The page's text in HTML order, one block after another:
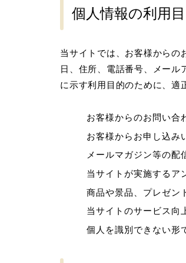
個人情報の利用
当サイトでは、お客様からの
日、住所、電話番号、メール
に示す利用目的のために、適
お客様からのお問い合
お客様からお申し込み
メールマガジン等の配
当サイトが実施するア
商品や景品、プレゼン
当サイトのサービス向
個人を識別できない形